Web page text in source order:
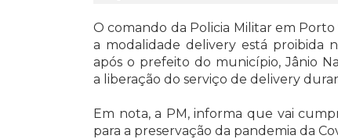
O comando da Policia Militar em
a modalidade delivery está proibida
após o prefeito do município, Jânio
a liberação do serviço de delivery
Em nota, a PM, informa que vai
para a preservação da pandemia da